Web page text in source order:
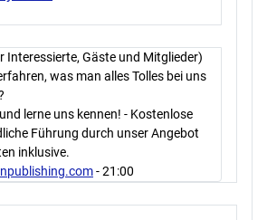
Interessierte, Gäste und Mitglieder)
was man alles Tolles bei uns
lerne uns kennen! - Kostenlose
Führung durch unser Angebot
inklusive.
- 21:00